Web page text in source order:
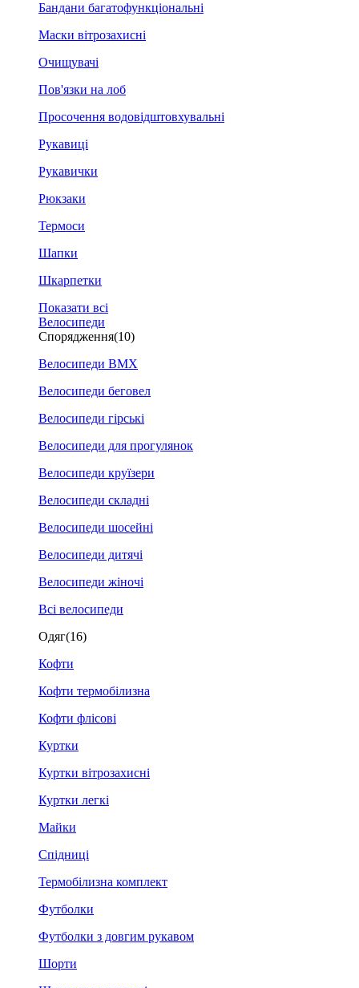
Бандани багатофункціональні
Маски вітрозахисні
Очищувачі
Пов'язки на лоб
Просочення водовідштовхувальні
Рукавиці
Рукавички
Рюкзаки
Термоси
Шапки
Шкарпетки
Показати всі
Велосипеди
Спорядження(10)
Велосипеди BMX
Велосипеди беговел
Велосипеди гірські
Велосипеди для прогулянок
Велосипеди круїзери
Велосипеди складні
Велосипеди шосейні
Велосипеди дитячі
Велосипеди жіночі
Всі велосипеди
Одяг(16)
Кофти
Кофти термобілизна
Кофти флісові
Куртки
Куртки вітрозахисні
Куртки легкі
Майки
Спідниці
Термобілизна комплект
Футболки
Футболки з довгим рукавом
Шорти